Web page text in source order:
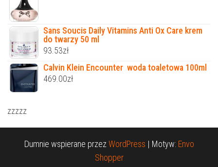
Sans Soucis Daily Vitamins Anti Ox Care krem
do twarzy 50 ml
93.53zł
Calvin Klein Encounter woda toaletowa 100ml
469.00zł
zzzzz
Dumnie wspierane przez WordPress | Motyw: Envo
Shopper